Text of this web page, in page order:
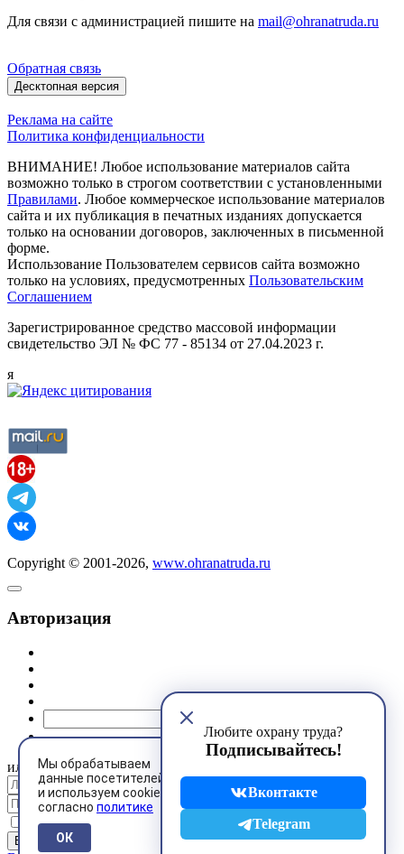
Мы обрабатываем
данные посетителей
и используем cookies
согласно политике
ОК
Любите охрану труда?
Подписывайтесь!
Вконтакте
Telegram
Для связи с администрацией пишите на mail@ohranatruda.ru
Обратная связь
Десктопная версия
Реклама на сайте
Политика конфиденциальности
ВНИМАНИЕ! Любое использование материалов сайта
возможно только в строгом соответствии с установленными
Правилами. Любое коммерческое использование материалов
сайта и их публикация в печатных изданиях допускается
только на основании договоров, заключенных в письменной
форме.
Использование Пользователем сервисов сайта возможно
только на условиях, предусмотренных Пользовательским
Соглашением
Зарегистрированное средство массовой информации
свидетельство ЭЛ № ФС 77 - 85134 от 27.04.2023 г.
я
Copyright © 2001-2026, www.ohranatruda.ru
Авторизация
или
Запомнить меня